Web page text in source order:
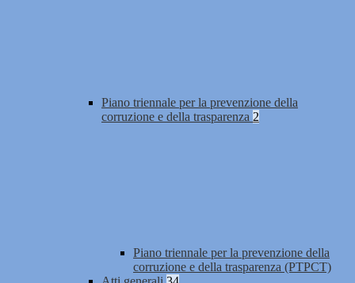
Piano triennale per la prevenzione della
corruzione e della trasparenza 2
Piano triennale per la prevenzione della
corruzione e della trasparenza (PTPCT)